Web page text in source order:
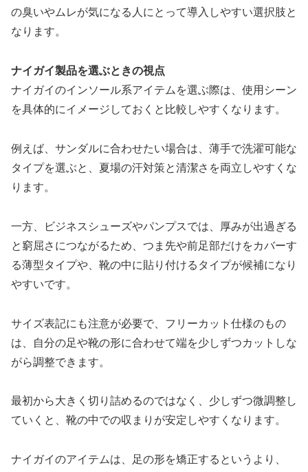
の臭いやムレが気になる人にとって導入しやすい選択肢と
なります。
ナイガイ製品を選ぶときの視点
ナイガイのインソール系アイテムを選ぶ際は、使用シーン
を具体的にイメージしておくと比較しやすくなります。
例えば、サンダルに合わせたい場合は、薄手で洗濯可能な
タイプを選ぶと、夏場の汗対策と清潔さを両立しやすくな
ります。
一方、ビジネスシューズやパンプスでは、厚みが出過ぎる
と窮屈さにつながるため、つま先や前足部だけをカバーす
る薄型タイプや、靴の中に貼り付けるタイプが候補になり
やすいです。
サイズ表記にも注意が必要で、フリーカット仕様のもの
は、自分の足や靴の形に合わせて端を少しずつカットしな
がら調整できます。
最初から大きく切り詰めるのではなく、少しずつ微調整し
ていくと、靴の中での収まりが安定しやすくなります。
ナイガイのアイテムは、足の形を矯正するというより、